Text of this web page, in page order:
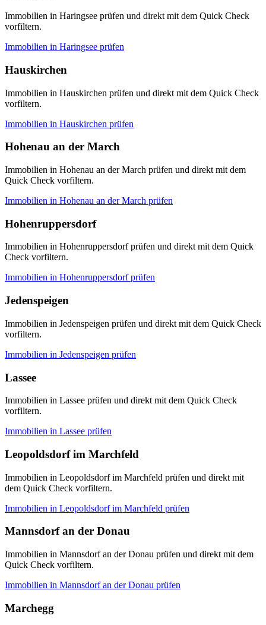
Immobilien in Haringsee prüfen und direkt mit dem Quick Check
vorfiltern.
Immobilien in Haringsee prüfen
Hauskirchen
Immobilien in Hauskirchen prüfen und direkt mit dem Quick Check
vorfiltern.
Immobilien in Hauskirchen prüfen
Hohenau an der March
Immobilien in Hohenau an der March prüfen und direkt mit dem
Quick Check vorfiltern.
Immobilien in Hohenau an der March prüfen
Hohenruppersdorf
Immobilien in Hohenruppersdorf prüfen und direkt mit dem Quick
Check vorfiltern.
Immobilien in Hohenruppersdorfprüfen
Jedenspeigen
Immobilien in Jedenspeigen prüfen und direkt mit dem Quick Check
vorfiltern.
Immobilien in Jedenspeigen prüfen
Lassee
Immobilien in Lassee prüfen und direkt mit dem Quick Check
vorfiltern.
Immobilien in Lassee prüfen
Leopoldsdorf im Marchfeld
Immobilien in Leopoldsdorf im Marchfeld prüfen und direkt mit
dem Quick Check vorfiltern.
Immobilien in Leopoldsdorf im Marchfeld prüfen
Mannsdorf an der Donau
Immobilien in Mannsdorf an der Donau prüfen und direkt mit dem
Quick Check vorfiltern.
Immobilien in Mannsdorf an der Donau prüfen
Marchegg